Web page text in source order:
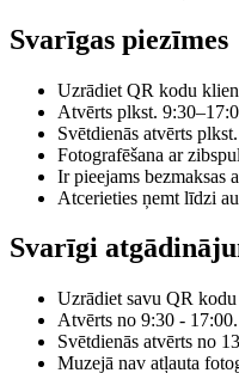
Svarīgas piezīmes
Uzrādiet QR kodu
Atvērts plkst.
Svētdienās atvērts
Fotografēšana ar
Ir pieejams bezmaksas
Atcerieties ņemt līdzi
Svarīgi
Uzrādiet savu QR
Atvērts no 9:30 - 17:00.
Svētdienās atvērts no
Muzejā nav atļauta